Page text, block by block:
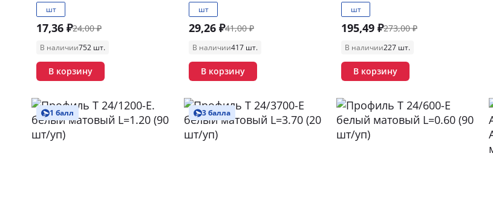
шт
17,36 ₽24,00 ₽
В наличии752 шт.
В корзину
шт
29,26 ₽41,00 ₽
В наличии417 шт.
В корзину
шт
195,49 ₽273,00 ₽
В наличии227 шт.
В корзину
1 балл 3 балла